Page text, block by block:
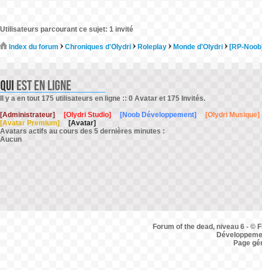
Utilisateurs parcourant ce sujet: 1 invité
Index du forum Chroniques d'Olydri Roleplay Monde d'Olydri [RP-
Il y a en tout 175 utilisateurs en ligne :: 0 Avatar et 175 Invités.
[Administrateur]
[Olydri Studio] [Noob Développement]
[Olydri Musique]
[Avatar Premium]
[Avatar]
Avatars actifs au cours des 5 dernières minutes :
Aucun
Forum of the dead, niveau 6 - ©
Page